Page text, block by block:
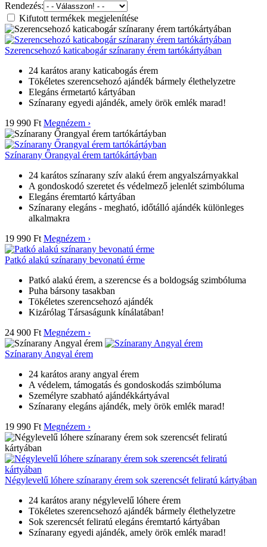
Rendezés:
Kifutott termékek megjelenítése
Szerencsehozó katicabogár színarany érem tartókártyában
24 karátos arany katicabogás érem
Tökéletes szerencsehozó ajándék bármely élethelyzetre
Elegáns érmetartó kártyában
Színarany egyedi ajándék, amely örök emlék marad!
19 990 Ft Megnézem ›
Színarany Őrangyal érem tartókártáyban
24 karátos színarany szív alakú érem angyalszárnyakkal
A gondoskodó szeretet és védelmező jelenlét szimbóluma
Elegáns éremtartó kártyában
Színarany elegáns - megható, időtálló ajándék különleges
alkalmakra
19 990 Ft Megnézem ›
Patkó alakú színarany bevonatú érme
Patkó alakú érem, a szerencse és a boldogság szimbóluma
Puha bársony tasakban
Tökéletes szerencsehozó ajándék
Kizárólag Társaságunk kínálatában!
24 900 Ft Megnézem ›
Színarany Angyal érem
24 karátos arany angyal érem
A védelem, támogatás és gondoskodás szimbóluma
Személyre szabható ajándékkártyával
Színarany elegáns ajándék, mely örök emlék marad!
19 990 Ft Megnézem ›
Négylevelű lóhere színarany érem sok szerencsét feliratú kártyában
24 karátos arany négylevelű lóhere érem
Tökéletes szerencsehozó ajándék bármely élethelyzetre
Sok szerencsét feliratú elegáns éremtartó kártyában
Színarany egyedi ajándék, amely örök emlék marad!